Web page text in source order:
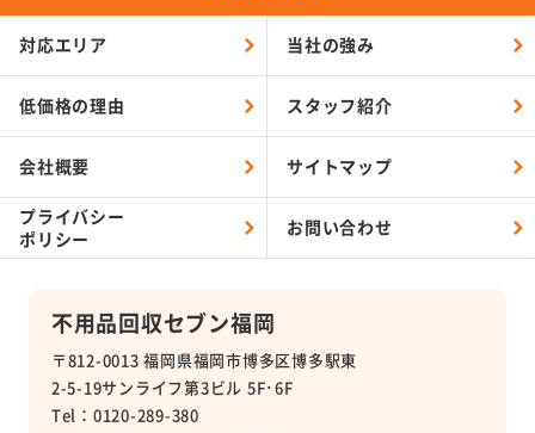
不用品回収セブン福岡
〒812-0013 福岡県福岡市博多区博多駅東
2-5-19サンライフ第3ビル 5F･6F
Tel：0120-289-380
対応エリア 当社の強み
低価格の理由 スタッフ紹介
会社概要 サイトマップ
プライバシー
ポリシー
お問い合わせ